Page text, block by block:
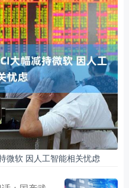
微软 因人工智能相关忧虑